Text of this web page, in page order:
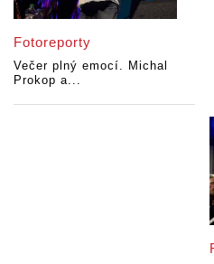
Fotoreporty
Večer plný emocí. Michal
Prokop a...